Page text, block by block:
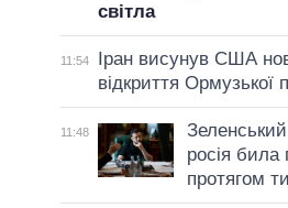
світла
11:54
Іран висунув США
відкриття Ормузької
11:48
росія била
протягом